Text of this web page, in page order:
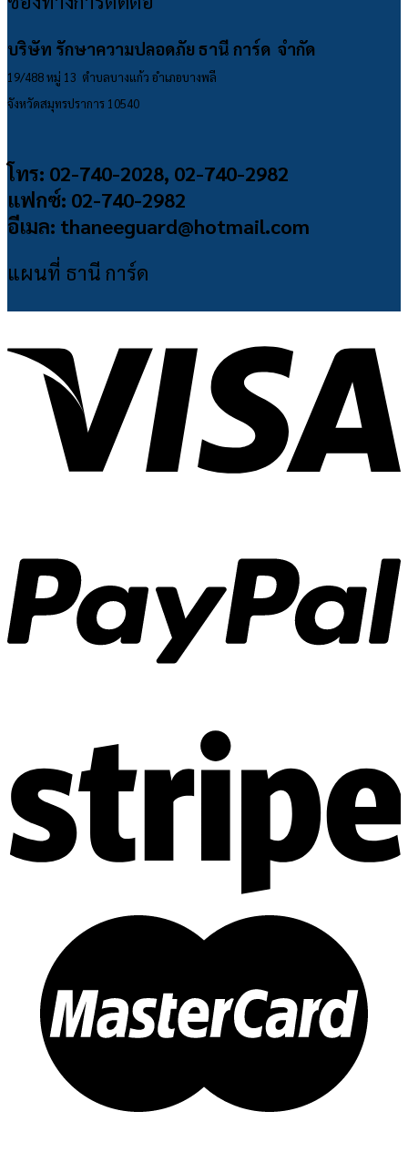
บริษัท รักษาความปลอดภัย ธานี การ์ด จำกัด
19/488 หมู่ 13 ตำบลบางแก้ว อำเภอบางพลี
จังหวัดสมุทรปราการ 10540
โทร: 02-740-2028, 02-740-2982
แฟกซ์: 02-740-2982
อีเมล: thaneeguard@hotmail.com
แผนที่ ธานี การ์ด